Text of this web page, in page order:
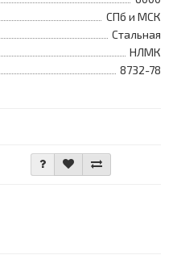
СПб и МСК
Стальная
НЛМК
8732-78